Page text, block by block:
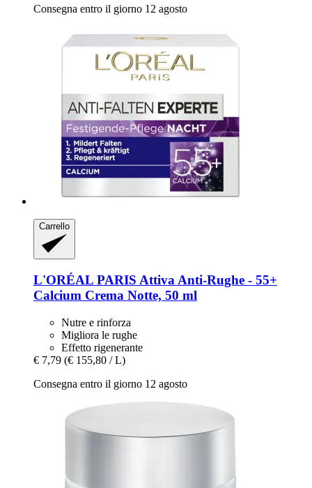
Consegna entro il giorno 12 agosto
Carrello
L'ORÉAL PARIS Attiva Anti-​Rughe -​ 55+
Calcium Crema Notte, 50 ml
Nutre e rinforza
Migliora le rughe
Effetto rigenerante
€ 7,79 (€ 155,80 / L)
Consegna entro il giorno 12 agosto